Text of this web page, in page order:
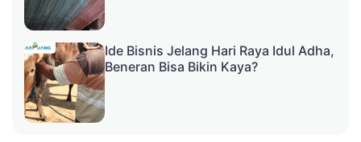
Ide Bisnis Jelang Hari Raya Idul Adha,
Beneran Bisa Bikin Kaya?